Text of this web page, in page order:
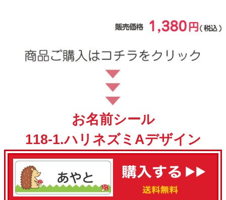
会員登録
お名前シール
118-1.ハリネズミAデザイン